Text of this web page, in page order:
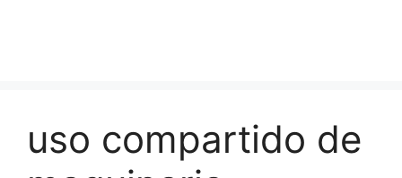
uso compartido de